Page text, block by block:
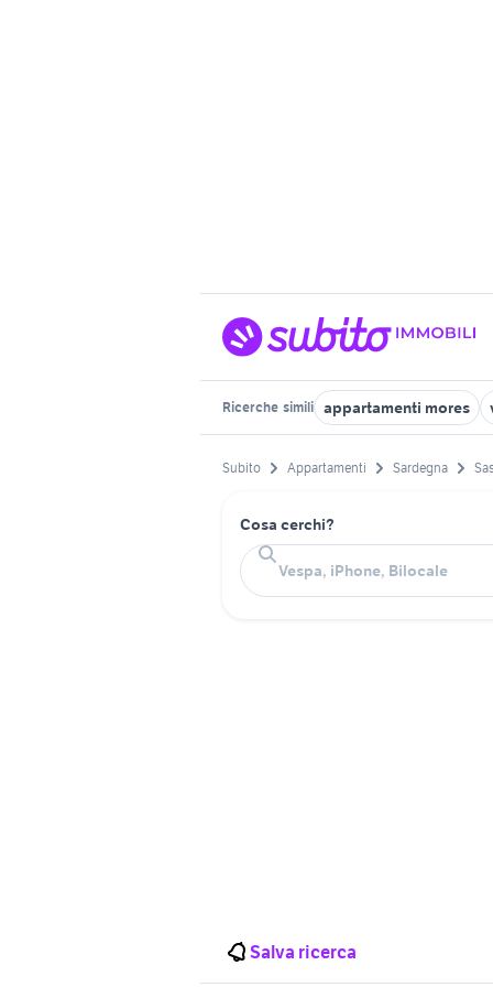
Ricerche simili appartamenti mores
Subito Appartamenti Sardegna
Cosa cerchi?
Salva ricerca